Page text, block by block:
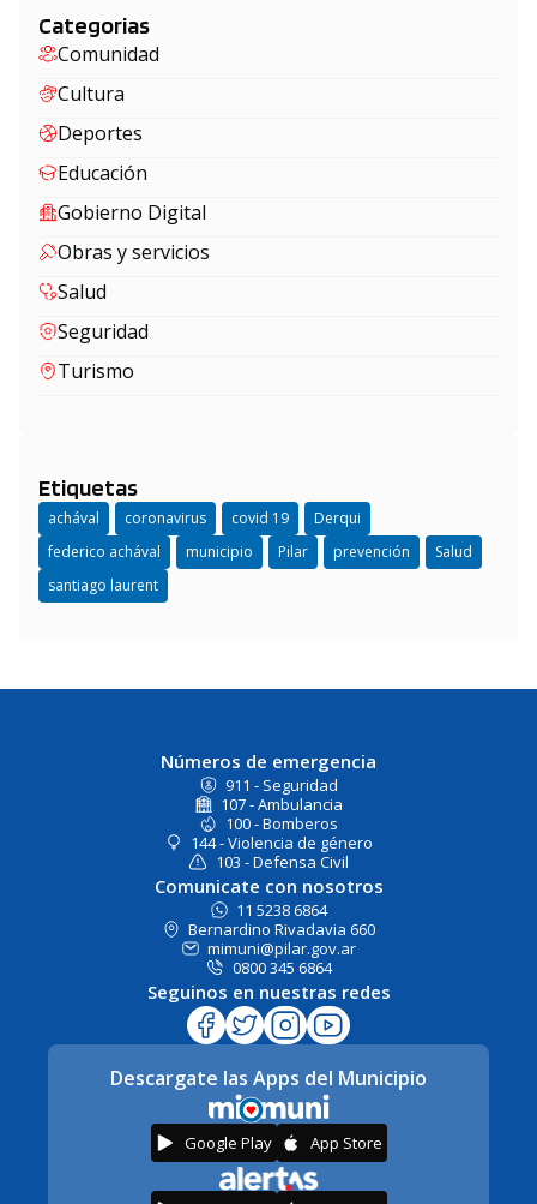
Categorias
Comunidad
Cultura
Deportes
Educación
Gobierno Digital
Obras y servicios
Salud
Seguridad
Turismo
Etiquetas
achával coronavirus covid 19
Derqui
federico achával
municipio Pilar prevención
Salud
santiago laurent
Números de emergencia
911 - Seguridad
107 - Ambulancia
100 - Bomberos
144 - Violencia de género
103 - Defensa Civil
Comunicate con nosotros
11 5238 6864
Bernardino Rivadavia 660
mimuni@pilar.gov.ar
0800 345 6864
Seguinos en nuestras redes
Descargate las Apps del Municipio
Google Play App Store